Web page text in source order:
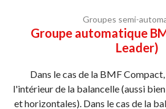
Groupes semi-
Groupe automatique
Leader)
Dans le cas de la BMF
l'intérieur de la balancelle (aussi
et horizontales). Dans le cas de la